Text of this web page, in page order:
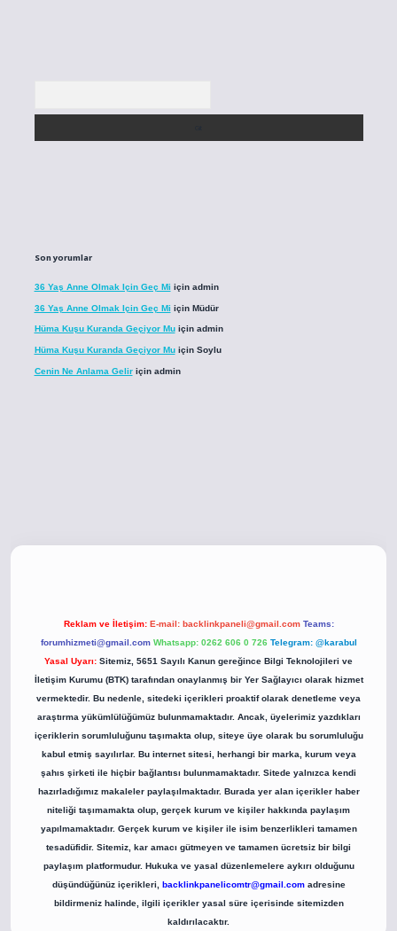
Son yorumlar
36 Yaş Anne Olmak Için Geç Mi için admin
36 Yaş Anne Olmak Için Geç Mi için Müdür
Hüma Kuşu Kuranda Geçiyor Muiçin admin
Hüma Kuşu Kuranda Geçiyor Muiçin Soylu
Cenin Ne Anlama Geliriçin admin
Reklam ve İletişim: E-mail: backlinkpaneli@gmail.com Teams:
forumhizmeti@gmail.com Whatsapp: 0262 606 0 726 Telegram: @karabul
Yasal Uyarı: Sitemiz, 5651 Sayılı Kanun gereğince Bilgi Teknolojileri ve
İletişim Kurumu (BTK) tarafından onaylanmış bir Yer Sağlayıcı olarak hizmet
vermektedir. Bu nedenle, sitedeki içerikleri proaktif olarak denetleme veya
araştırma yükümlülüğümüz bulunmamaktadır. Ancak, üyelerimiz yazdıkları
içeriklerin sorumluluğunu taşımakta olup, siteye üye olarak bu sorumluluğu
kabul etmiş sayılırlar. Bu internet sitesi, herhangi bir marka, kurum veya
şahıs şirketi ile hiçbir bağlantısı bulunmamaktadır. Sitede yalnızca kendi
hazırladığımız makaleler paylaşılmaktadır. Burada yer alan içerikler haber
niteliği taşımamakta olup, gerçek kurum ve kişiler hakkında paylaşım
yapılmamaktadır. Gerçek kurum ve kişiler ile isim benzerlikleri tamamen
tesadüfidir. Sitemiz, kar amacı gütmeyen ve tamamen ücretsiz bir bilgi
paylaşım platformudur. Hukuka ve yasal düzenlemelere aykırı olduğunu
düşündüğünüz içerikleri, backlinkpanelicomtr@gmail.comadresine
bildirmeniz halinde, ilgili içerikler yasal süre içerisinde sitemizden
kaldırılacaktır.